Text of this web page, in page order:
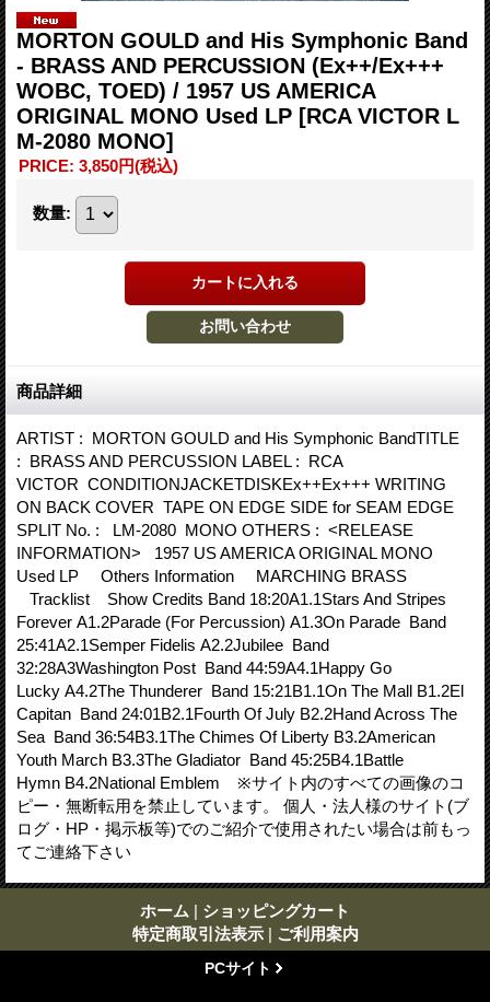
MORTON GOULD and His Symphonic Band
- BRASS AND PERCUSSION (Ex++/Ex+++
WOBC, TOED) / 1957 US AMERICA
ORIGINAL MONO Used LP [RCA VICTOR L
M-2080 MONO]
PRICE: 3,850円(税込)
数量:
商品詳細
ARTIST : MORTON GOULD and His Symphonic BandTITLE
: BRASS AND PERCUSSION LABEL : RCA
VICTOR CONDITIONJACKETDISKEx++Ex+++ WRITING
ON BACK COVER TAPE ON EDGE SIDE for SEAM EDGE
SPLIT No. : LM-2080 MONO OTHERS : <RELEASE
INFORMATION> 1957 US AMERICA ORIGINAL MONO
Used LP Others Information MARCHING BRASS
Tracklist Show Credits Band 18:20A1.1Stars And Stripes
Forever A1.2Parade (For Percussion) A1.3On Parade Band
25:41A2.1Semper Fidelis A2.2Jubilee Band
32:28A3Washington Post Band 44:59A4.1Happy Go
Lucky A4.2The Thunderer Band 15:21B1.1On The Mall B1.2El
Capitan Band 24:01B2.1Fourth Of July B2.2Hand Across The
Sea Band 36:54B3.1The Chimes Of Liberty B3.2American
Youth March B3.3The Gladiator Band 45:25B4.1Battle
Hymn B4.2National Emblem ※サイト内のすべての画像のコ
ピー・無断転用を禁止しています。 個人・法人様のサイト(ブ
ログ・HP・掲示板等)でのご紹介で使用されたい場合は前もっ
てご連絡下さい
ホーム | ショッピングカート
特定商取引法表示 | ご利用案内
PCサイト